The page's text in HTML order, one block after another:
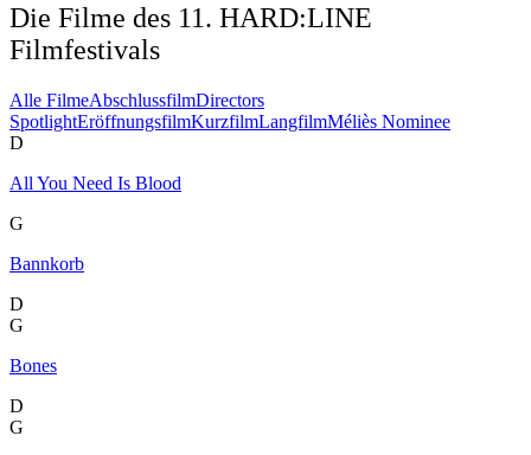
Die Filme des 11. HARD:LINE
Filmfestivals
Alle FilmeAbschlussfilmDirectors
SpotlightEröffnungsfilmKurzfilmLangfilmMéliès Nominee
D
All You Need Is Blood
G
Bannkorb
D
G
Bones
D
G